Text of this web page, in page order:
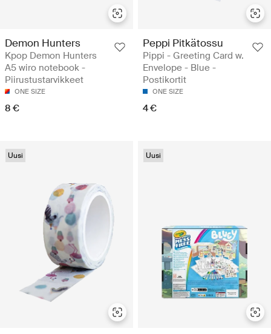
Demon Hunters
Kpop Demon Hunters
A5 wiro notebook -
Piirustustarvikkeet
ONE SIZE
8 €
Peppi Pitkätossu
Pippi - Greeting Card w.
Envelope - Blue -
Postikortit
ONE SIZE
4 €
Uusi Uusi